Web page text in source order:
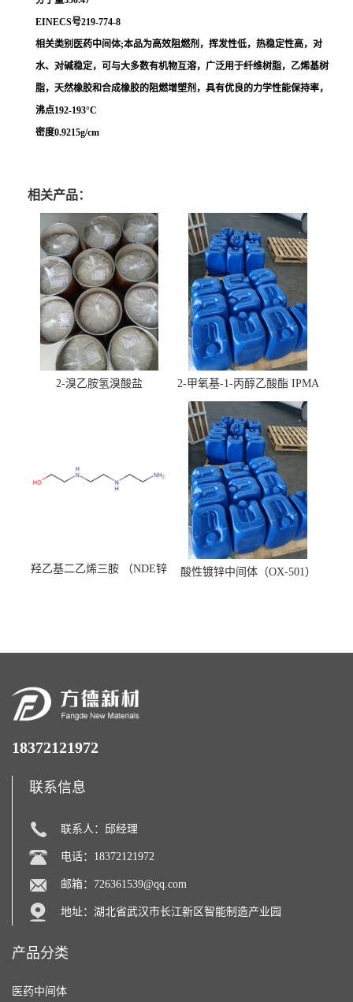
EINECS号219-774-8
相关类别医药中间体;本品为高效阻燃剂，挥发性低，热稳定性高，对
水、对碱稳定，可与大多数有机物互溶，广泛用于纤维树脂，乙烯基树
脂，天然橡胶和合成橡胶的阻燃增塑剂，具有优良的力学性能保持率，
沸点192-193°C
密度0.9215g/cm
相关产品：
2-溴乙胺氢溴酸盐 2-甲氧基-1-丙醇乙酸酯 IPMA
羟乙基二乙烯三胺 （NDE锌
酸性镀锌中间体（OX-501）
18372121972
联系信息
联系人：邱经理
电话：18372121972
邮箱： 726361539@qq.com
地址：湖北省武汉市长江新区智能制造产业园
产品分类
医药中间体